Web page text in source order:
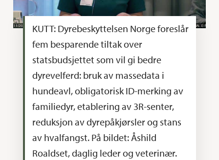
KUTT: Dyrebeskyttelsen Norge foreslår
fem besparende tiltak over
statsbudsjettet som vil gi bedre
dyrevelferd: bruk av massedata i
hundeavl, obligatorisk ID-merking av
familiedyr, etablering av 3R-senter,
reduksjon av dyrepåkjørsler og stans
av hvalfangst. På bildet: Åshild
Roaldset, daglig leder og veterinær.